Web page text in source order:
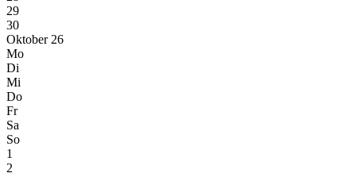
29
30
Oktober 26
Mo
Di
Mi
Do
Fr
Sa
So
1
2